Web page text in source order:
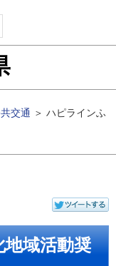
交通 ＞ ハピラインふ
域活動奨